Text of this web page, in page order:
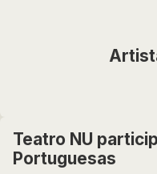
Teatro NU
Portuguesas